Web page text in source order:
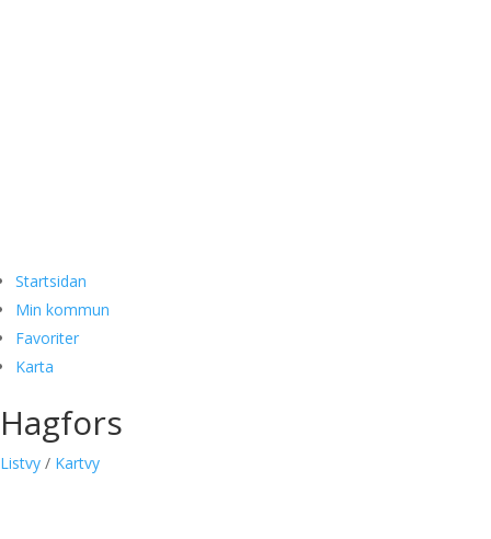
Startsidan
Min kommun
Favoriter
Karta
Hagfors
Listvy / Kartvy